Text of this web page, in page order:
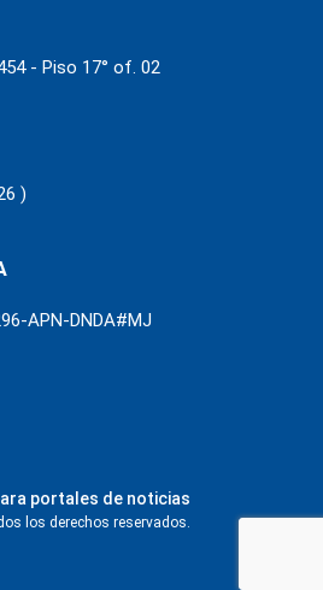
- Piso 17° of. 02
)
APN-DNDA#MJ
portales de noticias
los derechos reservados.